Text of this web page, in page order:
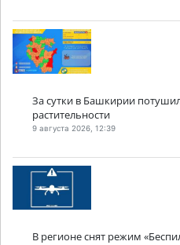
За сутки в Башкирии
растительности
9 августа 2026, 12:39
В регионе снят режим